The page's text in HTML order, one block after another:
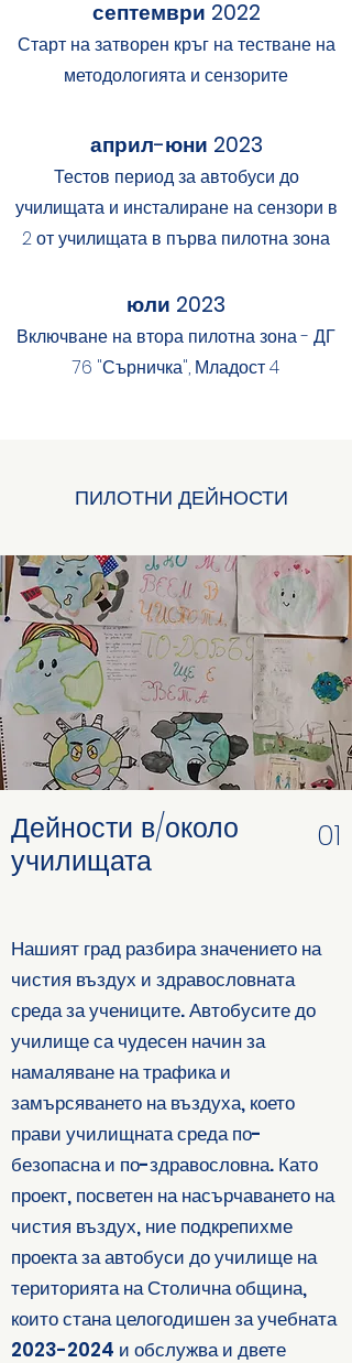
септември 2022
Старт на затворен кръг на тестване на
методологията и сензорите
април-юни 2023
Тестов период за автобуси до
училищата и инсталиране на сензори в
2 от училищата в първа пилотна зона
юли 2023
Включване на втора пилотна зона - ДГ
76 "Сърничка", Младост 4
ПИЛОТНИ ДЕЙНОСТИ
Дейности в/около
училищата
01
Нашият град разбира значението на
чистия въздух и здравословната
среда за учениците. Автобусите до
училище са чудесен начин за
намаляване на трафика и
замърсяването на въздуха, което
прави училищната среда по-
безопасна и по-здравословна. Като
проект, посветен на насърчаването на
чистия въздух, ние подкрепихме
проекта за автобуси до училище на
територията на Столична община,
които стана целогодишен за учебната
2023-2024 и обслужва и двете